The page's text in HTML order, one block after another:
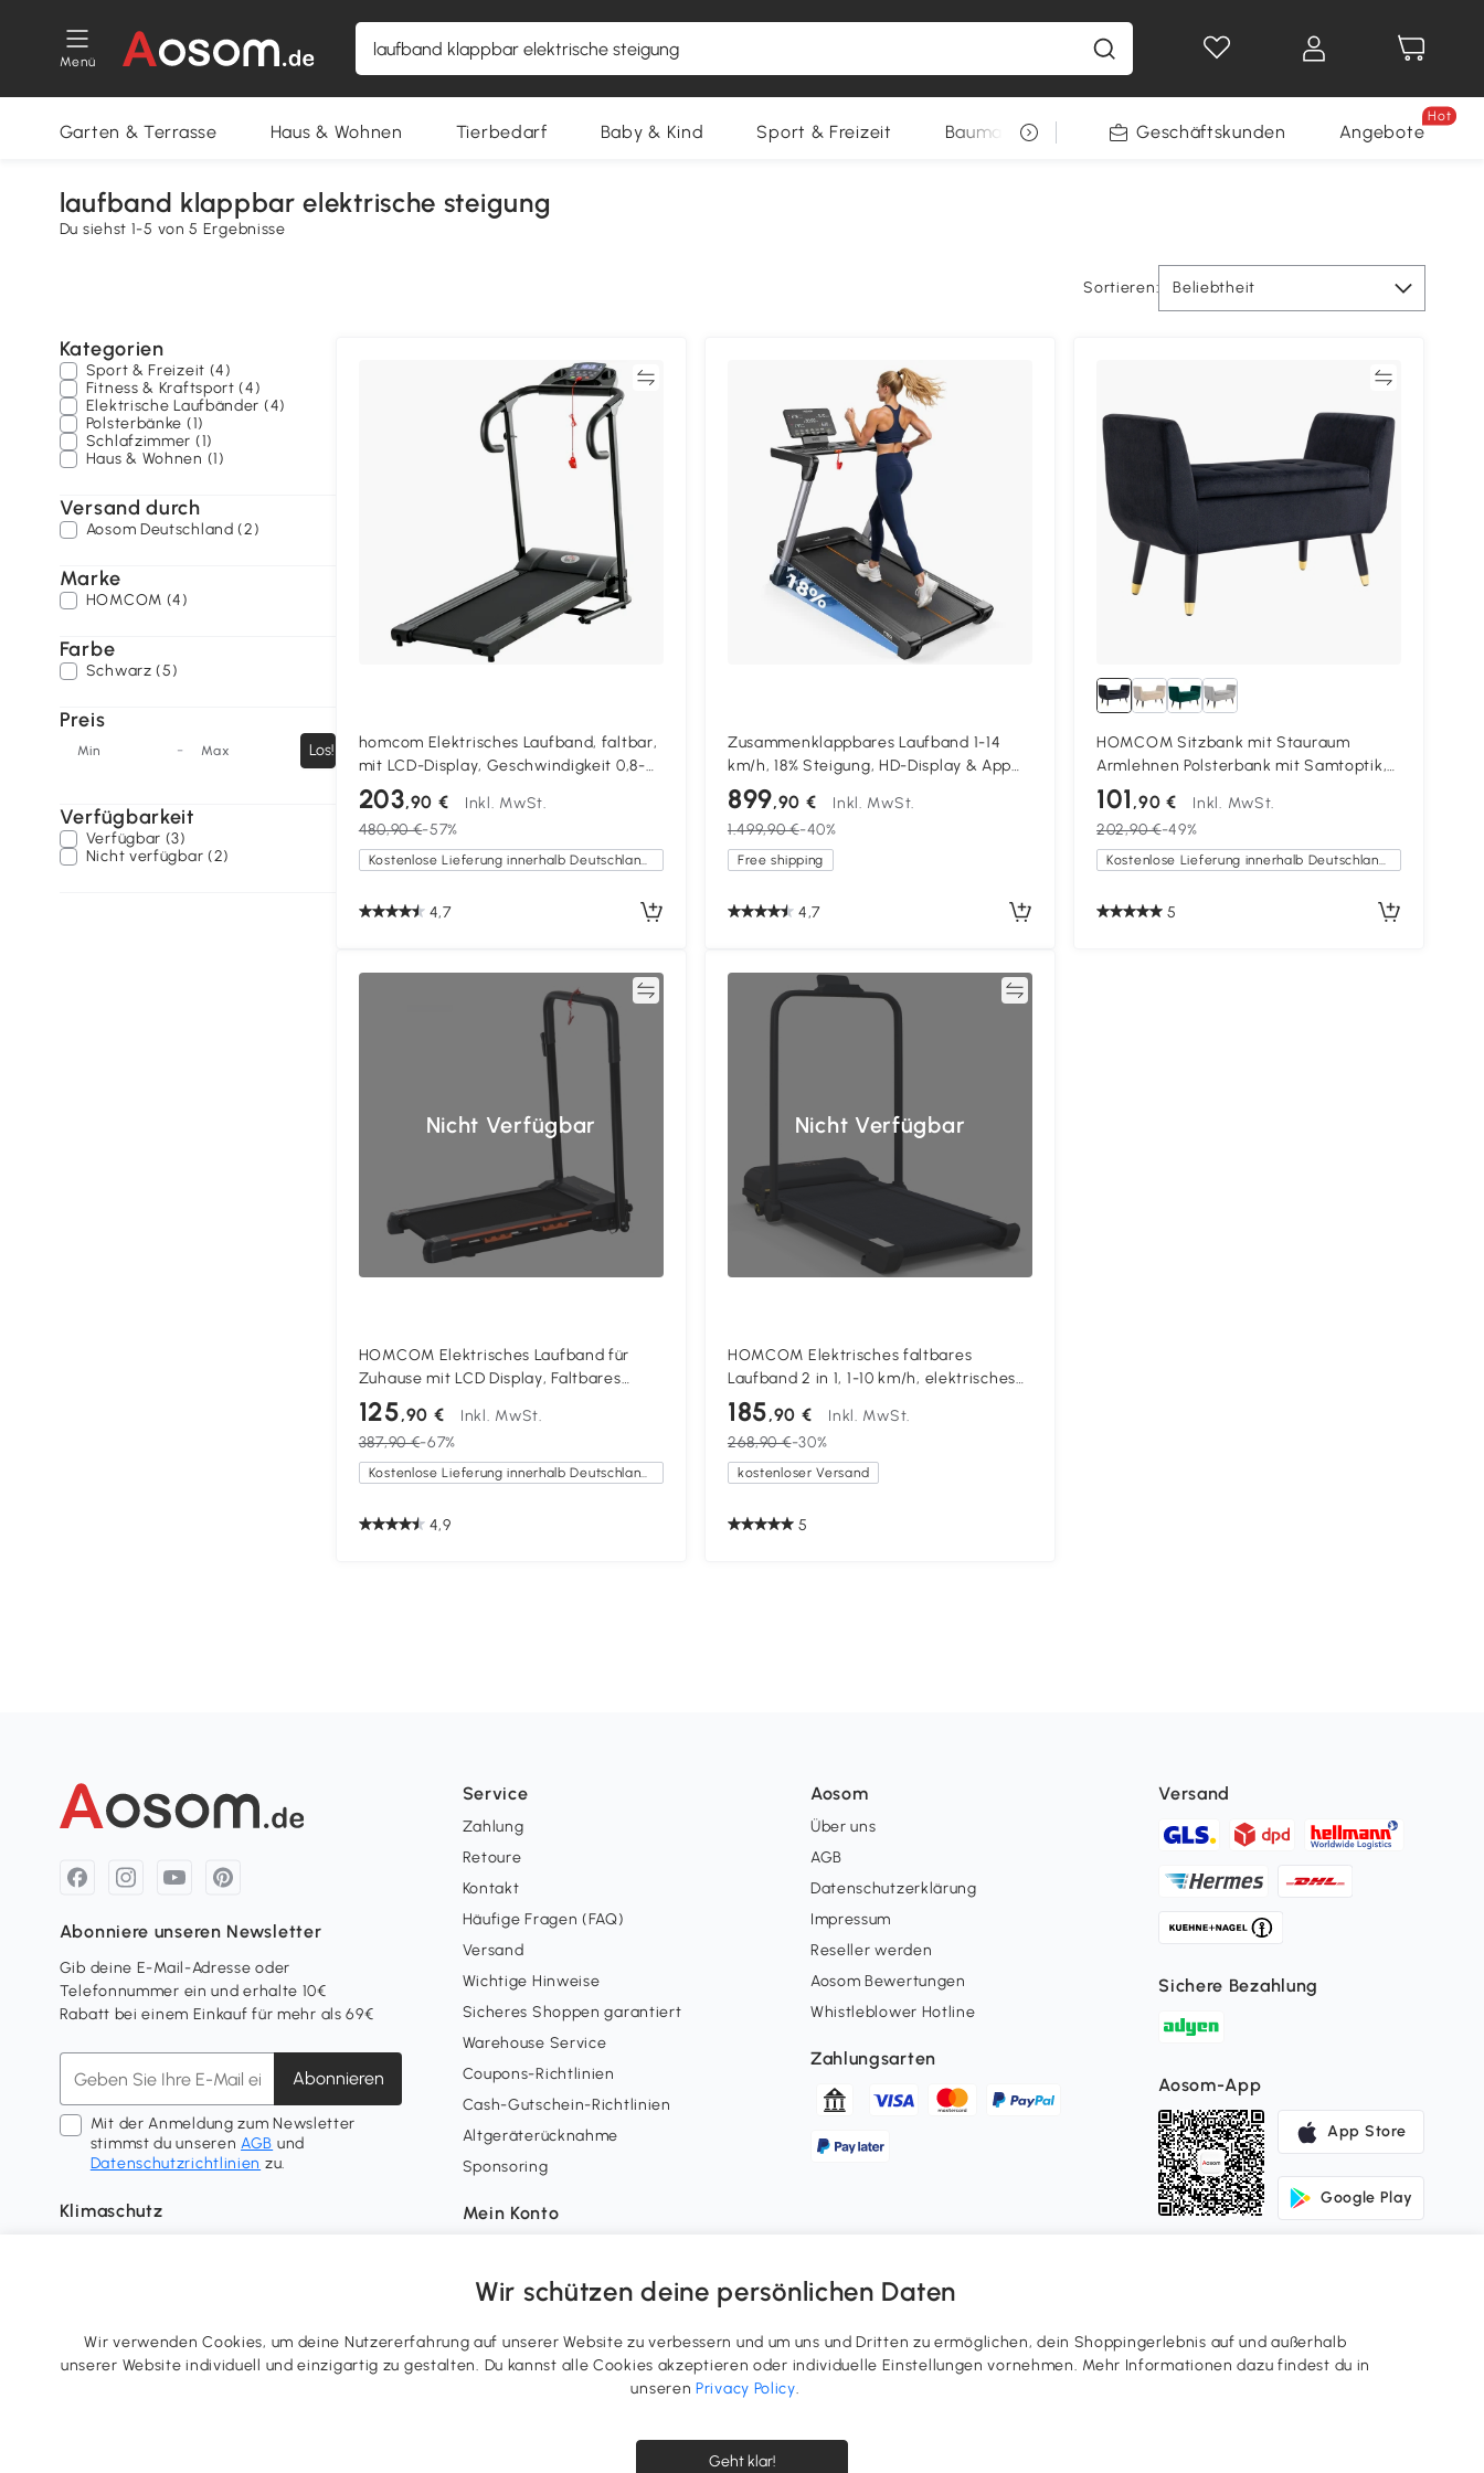
Menü
Gewinnspiele
Garten & Terrasse Haus & Wohnen Tierbedarf Baby & Kind Sport & Freizeit Baumarkt RestpostenGeschäftskunden Angebote
Hot
laufband klappbar elektrische steigung
Du siehst 1-5 von 5 Ergebnisse
Sortieren: Beliebtheit
Kategorien
Sport & Freizeit (4)
Fitness & Kraftsport (4)
Elektrische Laufbänder (4)
Polsterbänke (1)
Schlafzimmer (1)
Haus & Wohnen (1)
Versand durch
Aosom Deutschland (2)
Marke
HOMCOM (4)
Farbe
Schwarz (5)
Preis
Min - Max Los!
Verfügbarkeit
Verfügbar (3)
Nicht verfügbar (2)
Vergleichen
homcom Elektrisches Laufband, faltbar,
mit LCD-Display, Geschwindigkeit 0,8-
10km/h und 3 Programme, Leistung 500
W, 123 x 62 x 117 cm, Schwarz
203,90 €
Inkl. MwSt.
480,90 €-57%
Kostenlose Lieferung innerhalb Deutschlands
4,7
Zusammenklappbares Laufband 1-14
km/h, 18% Steigung, HD-Display & App
für Zuhause, Home-Gym, Schwarz
899,90 €
Inkl. MwSt.
1.499,90 €-40%
Free shipping
4,7
HOMCOM Sitzbank mit Stauraum
Armlehnen Polsterbank mit Samtoptik,
Sitztruhe mit Holzbeine, Truhenbank für
Wohnzimmer Schlafzimmer Flur 107 x 42
x 65 cm, Schwarz
101 ,90 €
Inkl. MwSt.
202,90 €-49%
Kostenlose Lieferung innerhalb Deutschlands
5
Nicht Verfügbar
Vergleichen
HOMCOM Elektrisches Laufband für
Zuhause mit LCD Display, Faltbares
Fitnessgerät, 1-6 Km/h, Stahl, Schwarz,
105 x 56 x 108,5 cm
125,90 €
Inkl. MwSt.
387,90 €-67%
Kostenlose Lieferung innerhalb Deutschlands
4,9
Nicht Verfügbar
HOMCOM Elektrisches faltbares
Laufband 2 in 1, 1-10 km/h, elektrisches
Gehband mit Fernbedienung 130 x 59 x
96 cm schwarz
185,90 €
Inkl. MwSt.
268,90 €-30%
kostenloser Versand
5
Abonniere unseren Newsletter
Gib deine E-Mail-Adresse oder
Telefonnummer ein und erhalte 10€
Rabatt bei einem Einkauf für mehr als 69€
Abonnieren
Mit der Anmeldung zum Newsletter
stimmst du unserenAGB und
Datenschutzrichtlinien zu.
Klimaschutz
Service
Zahlung
Retoure
Kontakt
Häufige Fragen (FAQ)
Versand
Wichtige Hinweise
Sicheres Shoppen garantiert
Warehouse Service
Coupons-Richtlinien
Cash-Gutschein-Richtlinien
Altgeräterücknahme
Sponsoring
Mein Konto
Treuepunkte
Widerrufsrecht ausüben
Nutzergenerierte Inhalte
Aosom
Über uns
AGB
Datenschutzerklärung
Impressum
Reseller werden
Aosom Bewertungen
Whistleblower Hotline
Zahlungsarten
Versand
Sichere Bezahlung
Aosom-App
App Store
Google Play
Wir schützen deine persönlichen Daten
Wir verwenden Cookies, um deine Nutzererfahrung auf unserer Website zu verbessern und um uns und Dritten zu ermöglichen, dein Shoppingerlebnis auf und außerhalb
unserer Website individuell und einzigartig zu gestalten. Du kannst alle Cookies akzeptieren oder individuelle Einstellungen vornehmen. Mehr Informationen dazu findest du in
unserenPrivacy Policy.
Geht klar!